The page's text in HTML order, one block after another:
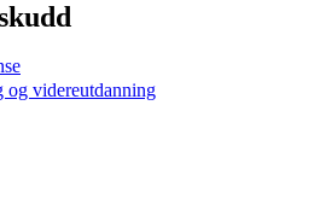
og videreutdanning